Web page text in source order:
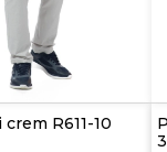
R611-10
3